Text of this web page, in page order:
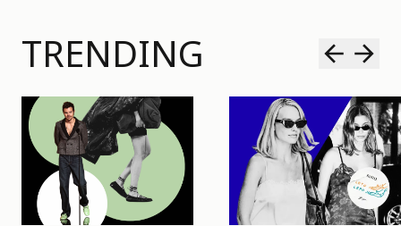
TRENDING